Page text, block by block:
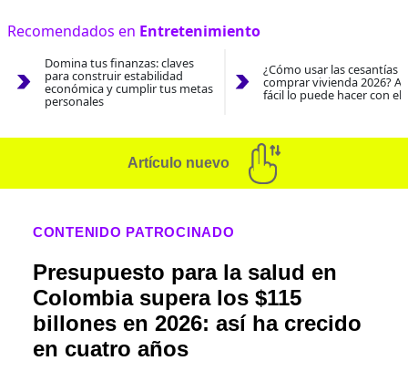
Recomendados en Entretenimiento
Domina tus finanzas: claves
para construir estabilidad
económica y cumplir tus metas
personales
¿Cómo usar las cesantías
comprar vivienda 2026?
fácil lo puede hacer con el
Artículo nuevo
CONTENIDO PATROCINADO
Presupuesto para la salud en
Colombia supera los $115
billones en 2026: así ha crecido
en cuatro años